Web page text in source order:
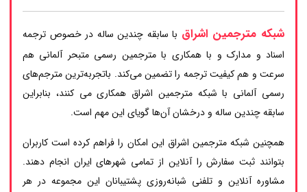
شبکه مترجمین اشراق با سابقه چندین ساله در خصوص ترجمه
اسناد و مدارک و با همکاری با مترجمین رسمی متبحر آلمانی هم
سرعت و هم کیفیت ترجمه را تضمین می‌کند. باتجربه‌ترین مترجم‌های
رسمی آلمانی با شبکه مترجمین اشراق همکاری می کنند، بنابراین
سابقه چندین ساله و درخشان آن‌ها گویای این مهم است.
همچنین شبکه مترجمین اشراق این امکان را فراهم کرده است کاربران
بتوانند ثبت سفارش را آنلاین از تمامی شهرهای ایران انجام دهند.
مشاوره آنلاین و تلفنی شبانه‌روزی پشتیبانان این مجموعه در هر